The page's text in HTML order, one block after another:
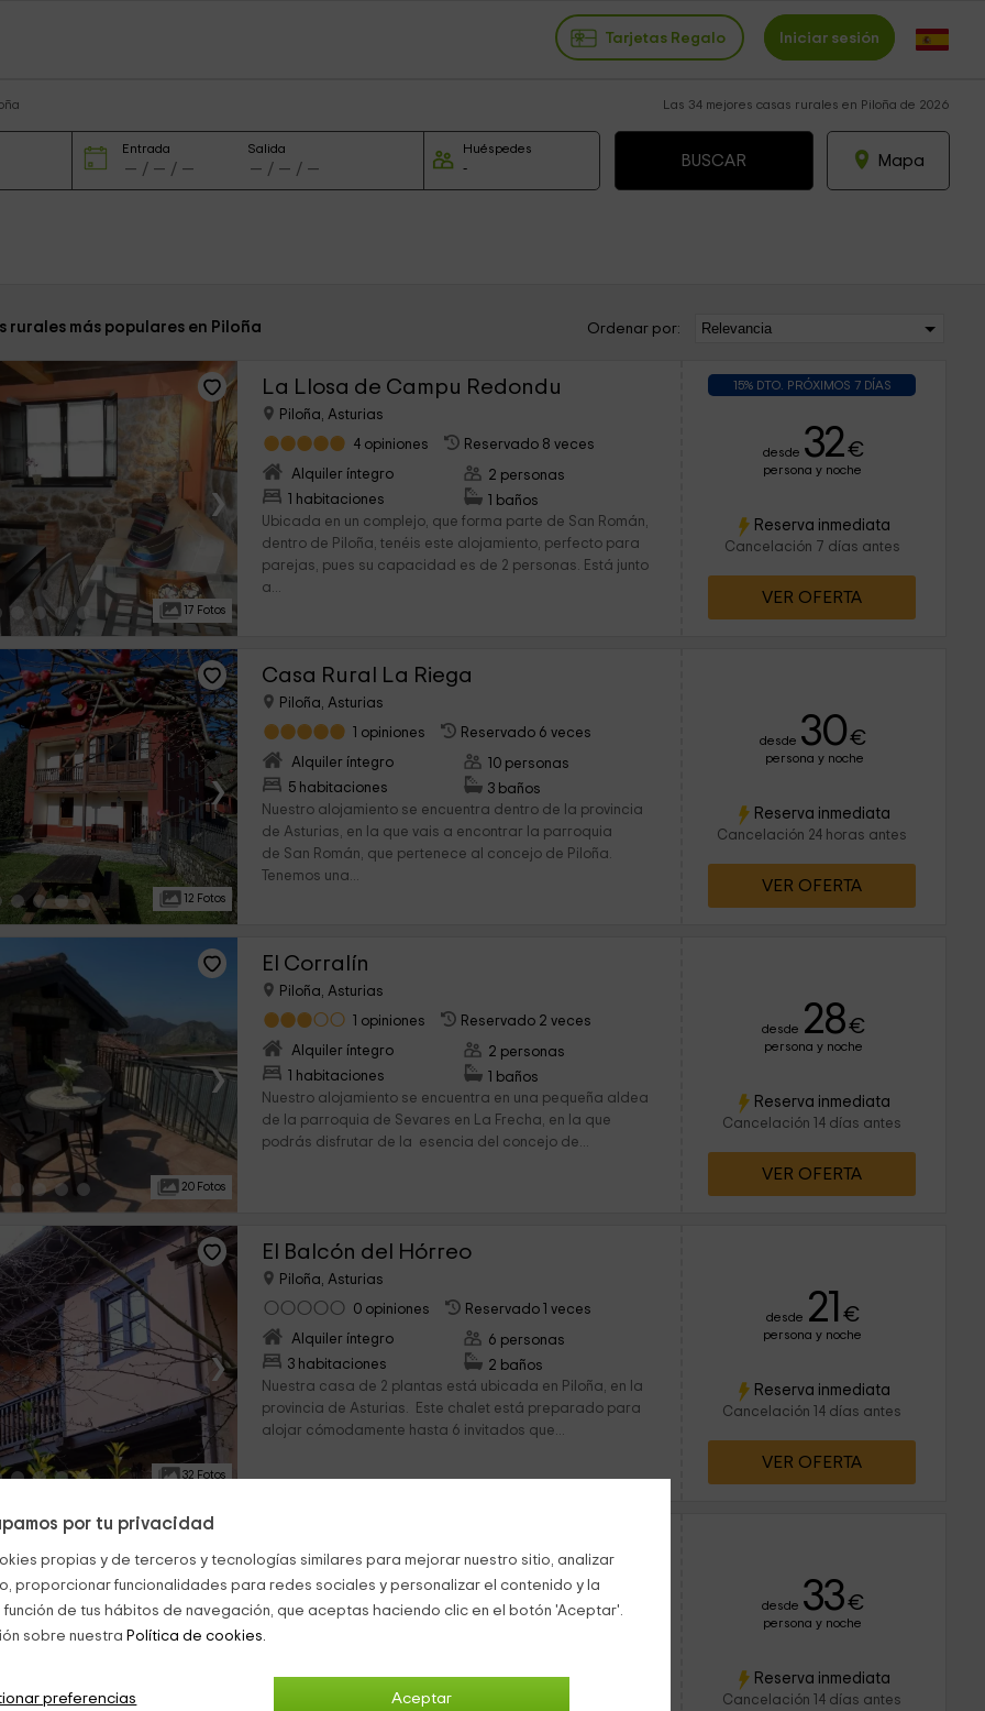
por tu privacidad
propias y de terceros y tecnologías similares para mejorar nuestro sitio, analizar
proporcionar funcionalidades para redes sociales y personalizar el contenido y la
de tus hábitos de navegación, que aceptas haciendo clic en el botón 'Aceptar'.
sobre nuestra Política de cookies.
Aceptar
preferencias
Tarjetas Regalo Iniciar sesión
Las 34 mejores casas rurales en Piloña de 2026
Entrada Salida Huéspedes
Mapa
rurales más populares en Piloña Ordenar por:
›
17 Fotos
La Llosa de Campu Redondu
Piloña, Asturias
4 opiniones
Reservado 8 veces
Alquiler íntegro
1 habitaciones
2 personas
1 baños
Ubicada en un complejo, que forma parte de San Román,
dentro de Piloña, tenéis este alojamiento, perfecto para
parejas, pues su capacidad es de 2 personas. Está junto
a...
15% DTO. PRÓXIMOS 7 DÍAS
desde 32€
persona y noche
Reserva inmediata
Cancelación 7 días antes
VER OFERTA
›
12 Fotos
Casa Rural La Riega
Piloña, Asturias
1 opiniones
Reservado 6 veces
Alquiler íntegro
5 habitaciones
10 personas
3 baños
Nuestro alojamiento se encuentra dentro de la provincia
de Asturias, en la que vais a encontrar la parroquia
de San Román, que pertenece al concejo de Piloña.
Tenemos una...
desde 30€
persona y noche
Reserva inmediata
Cancelación 24 horas antes
VER OFERTA
›
20 Fotos
El Corralín
Piloña, Asturias
1 opiniones
Reservado 2 veces
Alquiler íntegro
1 habitaciones
2 personas
1 baños
Nuestro alojamiento se encuentra en una pequeña aldea
de la parroquia de Sevares en La Frecha, en la que
podrás disfrutar de la esencia del concejo de...
desde 28€
persona y noche
Reserva inmediata
Cancelación 14 días antes
VER OFERTA
›
32 Fotos
El Balcón del Hórreo
Piloña, Asturias
0 opiniones
Reservado 1 veces
Alquiler íntegro
3 habitaciones
6 personas
2 baños
Nuestra casa de 2 plantas está ubicada en Piloña, en la
provincia de Asturias. Este chalet está preparado para
alojar cómodamente hasta 6 invitados que...
desde 21 €
persona y noche
Reserva inmediata
Cancelación 14 días antes
VER OFERTA
›
Piloña, Asturias
0 opiniones
Reservado 1 veces
Esta casa acogedora de 3 plantas está situada en La
Villa Baxu, en la provincia de Asturias. El alojamiento está
desde 33€
persona y noche
Reserva inmediata
Cancelación 14 días antes